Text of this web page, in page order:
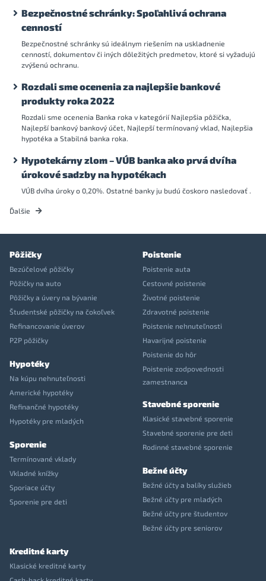
Bezpečnostné schránky: Spoľahlivá ochrana
cenností
Bezpečnostné schránky sú ideálnym riešením na uskladnenie
cenností, dokumentov či iných dôležitých predmetov, ktoré si vyžadujú
zvýšenú ochranu.
Rozdali sme ocenenia za najlepšie bankové
produkty roka 2022
Rozdali sme ocenenia Banka roka v kategórií Najlepšia pôžička,
Najlepší bankový bankový účet, Najlepší termínovaný vklad, Najlepšia
hypotéka a Stabilná banka roka.
Hypotekárny zlom – VÚB banka ako prvá dvíha
úrokové sadzby na hypotékach
VÚB dvíha úroky o 0,20%. Ostatné banky ju budú čoskoro nasledovať .
Ďalšie
Pôžičky
Bezúčelové pôžičky
Pôžičky na auto
Pôžičky a úvery na bývanie
Študentské pôžičky na čokoľvek
Refinancovanie úverov
P2P pôžičky
Hypotéky
Na kúpu nehnuteľnosti
Americké hypotéky
Refinančné hypotéky
Hypotéky pre mladých
Sporenie
Termínované vklady
Vkladné knížky
Sporiace účty
Sporenie pre deti
Poistenie
Poistenie auta
Cestovné poistenie
Životné poistenie
Zdravotné poistenie
Poistenie nehnuteľnosti
Havarijné poistenie
Poistenie do hôr
Poistenie zodpovednosti
zamestnanca
Stavebné sporenie
Klasické stavebné sporenie
Stavebné sporenie pre deti
Rodinné stavebné sporenie
Bežné účty
Bežné účty a balíky služieb
Bežné účty pre mladých
Bežné účty pre študentov
Bežné účty pre seniorov
Kreditné karty
Klasické kreditné karty